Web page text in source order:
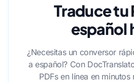
Traduce tu
español
¿Necesitas un conversor
a español? Con
PDFs en línea en minutos